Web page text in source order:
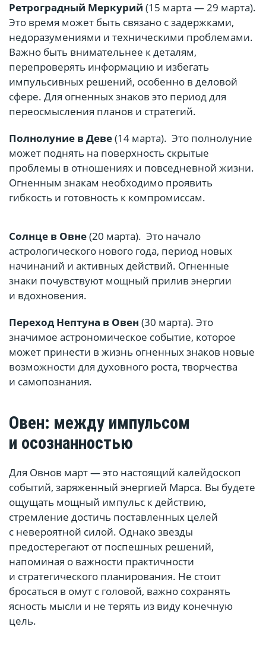
Ретроградный Меркурий (15 марта — 29 марта).
Это время может быть связано с задержками,
недоразумениями и техническими проблемами.
Важно быть внимательнее к деталям,
перепроверять информацию и избегать
импульсивных решений, особенно в деловой
сфере. Для огненных знаков это период для
переосмысления планов и стратегий.
Полнолуние в Деве(14 марта). Это полнолуние
может поднять на поверхность скрытые
проблемы в отношениях и повседневной жизни.
Огненным знакам необходимо проявить
гибкость и готовность к компромиссам.
Солнце в Овне(20 марта). Это начало
астрологического нового года, период новых
начинаний и активных действий. Огненные
знаки почувствуют мощный прилив энергии
и вдохновения.
Переход Нептуна в Овен (30 марта). Это
значимое астрономическое событие, которое
может принести в жизнь огненных знаков новые
возможности для духовного роста, творчества
и самопознания.
Овен: между импульсом
и осознанностью
Для Овнов март — это настоящий калейдоскоп
событий, заряженный энергией Марса. Вы будете
ощущать мощный импульс к действию,
стремление достичь поставленных целей
с невероятной силой. Однако звезды
предостерегают от поспешных решений,
напоминая о важности практичности
и стратегического планирования. Не стоит
бросаться в омут с головой, важно сохранять
ясность мысли и не терять из виду конечную
цель.